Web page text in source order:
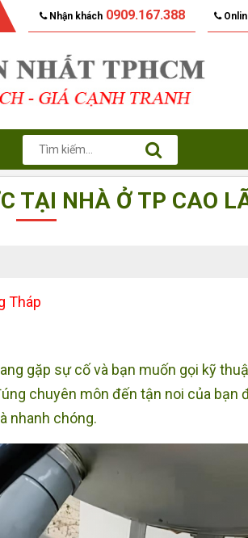
Nhận khách0909.167.388
TẠI NHÀ Ở TP CAO
Tháp
gặp sự cố và bạn muốn gọi kỹ
chuyên môn đến tận noi của bạn
nhanh chóng.